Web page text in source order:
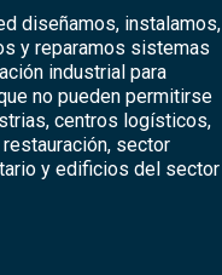
diseñamos, instalamos,
y reparamos sistemas
industrial para
no pueden permitirse
centros logísticos,
sector
y edificios del sector